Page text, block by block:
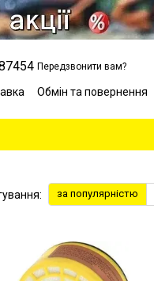
Передзвонити вам?
Обмін та повернення
за популярністю